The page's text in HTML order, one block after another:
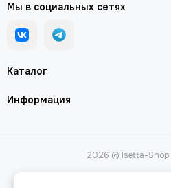
Каталог
Информация
Мы в социальных сетях
2026 © Isetta-Shop.